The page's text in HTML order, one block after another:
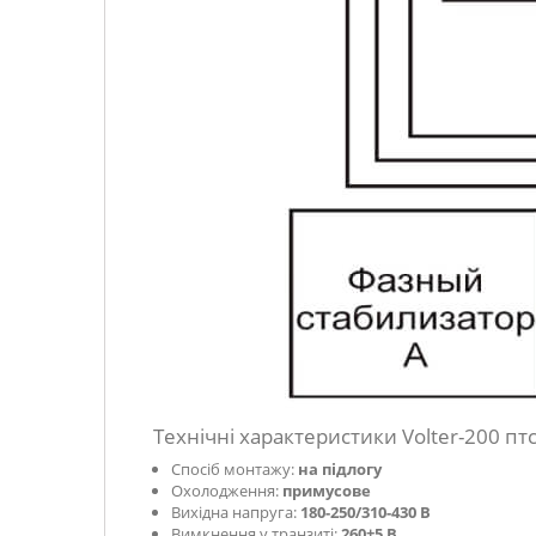
Технічні характеристики Volter-200
Спосіб монтажу: на підлогу
Охолодження: примусове
Вихідна напруга: 180-250/310-430 В